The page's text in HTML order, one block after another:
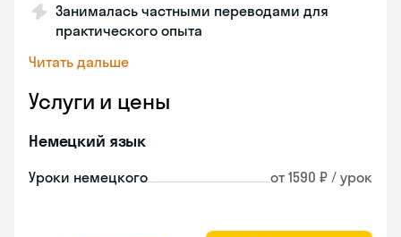
Занималась частными переводами для
практического опыта
Читать дальше
Услуги и цены
Немецкий язык
Уроки немецкого от 1590 ₽ / урок